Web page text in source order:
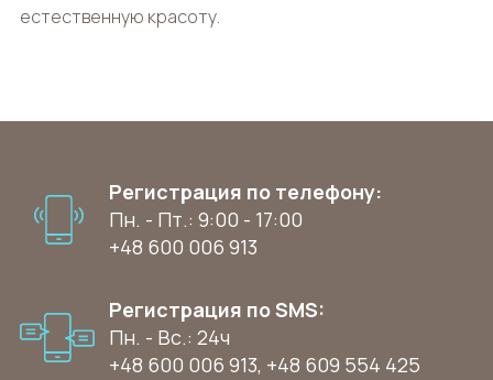
естественную красоту.
Регистрация по телефону:
Пн. - Пт.: 9:00 - 17:00
+48 600 006 913
Регистрация по SMS:
Пн. - Вс.: 24ч
+48 600 006 913, +48 609 554 425